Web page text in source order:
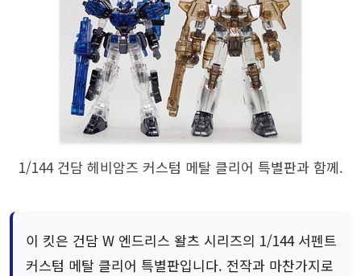
1/144 건담 헤비암즈 커스텀 메탈 클리어 특별판과 함께.
이 킷은 건담 W 엔드리스 왈츠 시리즈의 1/144 서펜트
커스텀 메탈 클리어 특별판입니다. 전작과 마찬가지로